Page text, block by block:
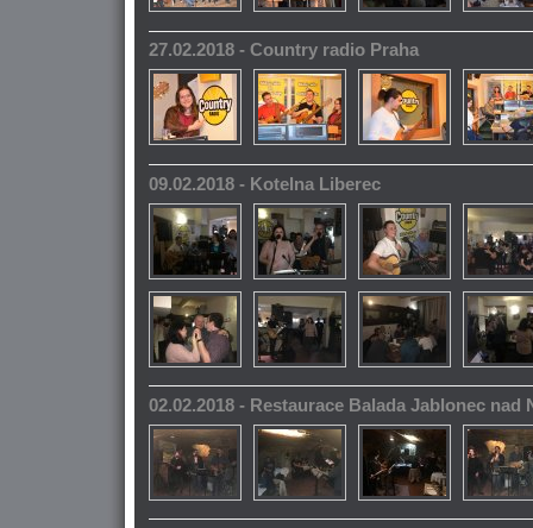
27.02.2018 - Country radio Praha
09.02.2018 - Kotelna Liberec
02.02.2018 - Restaurace Balada Jablonec nad